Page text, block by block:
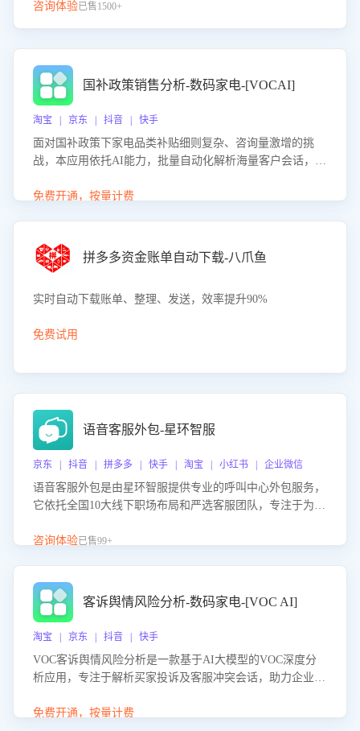
咨询体验已售1500+
国补政策销售分析-数码家电-[VOCAI]
淘宝 | 京东 | 抖音 | 快手
面对国补政策下家电品类补贴细则复杂、咨询量激增的挑
战，本应用依托AI能力，批量自动化解析海量客户会话，精
购买意向，深度洞察决策动因。同时全面评估客服团队政策
度、客服转化能力及销售业绩。
免费开通，按量计费
拼多多资金账单自动下载-八爪鱼
实时自动下载账单、整理、发送，效率提升90%
免费试用
语音客服外包-星环智服
京东 | 抖音 | 拼多多 | 快手 | 淘宝 | 小红书 | 企业微信
语音客服外包是由星环智服提供专业的呼叫中心外包服务，
它依托全国10大线下职场布局和严选客服团队，专注于为企
客服团队和智能工具提升语音客服服务效率和质量，帮助企
咨询体验已售99+
客诉舆情风险分析-数码家电-[VOC AI]
淘宝 | 京东 | 抖音 | 快手
VOC客诉舆情风险分析是一款基于AI大模型的VOC深度分
析应用，专注于解析买家投诉及客服冲突会话，助力企业精
别客户情绪、归因争议根源，并客观评估客服应对合理性与
免费开通，按量计费